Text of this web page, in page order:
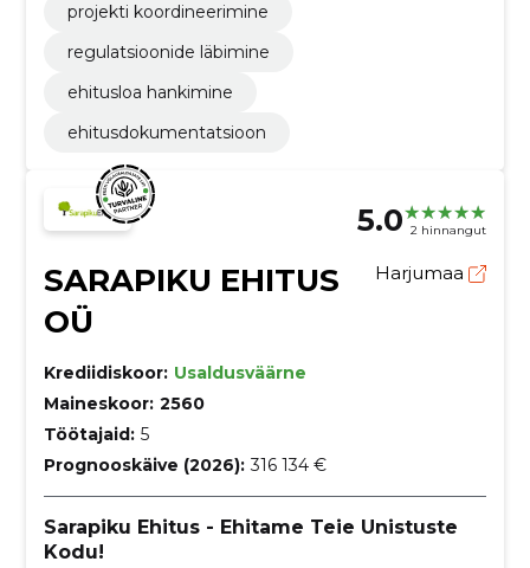
projekti koordineerimine
regulatsioonide läbimine
ehitusloa hankimine
ehitusdokumentatsioon
5.0 2 hinnangut
SARAPIKU EHITUS
OÜ
Harjumaa
Krediidiskoor: Usaldusväärne
Maineskoor: 2560
Töötajaid: 5
Prognooskäive (2026): 316 134 €
Sarapiku Ehitus - Ehitame Teie Unistuste
Kodu!